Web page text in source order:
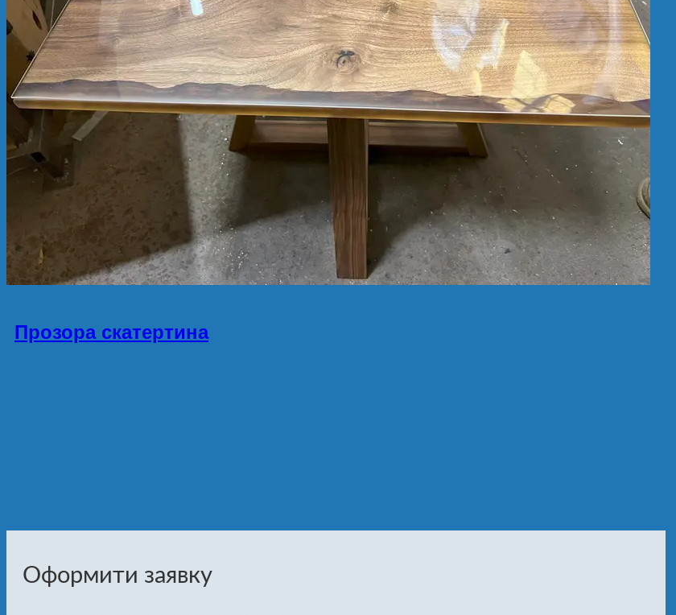
Маятникові двері
М’які вікна
Маятникові петлі
Швидкісні ворота
Застосування
Барні двері
Прозора скатертина
Перегородки для автомийок
Зварювальні екрани
Завіси з ПВХ для тиру
Корисне
Контакти
Прозора скатертина
Оформити заявку